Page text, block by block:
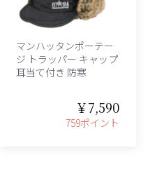
マンハッタンポーテー
ジ トラッパー キャップ
耳当て付き 防寒
￥7,590
759ポイント